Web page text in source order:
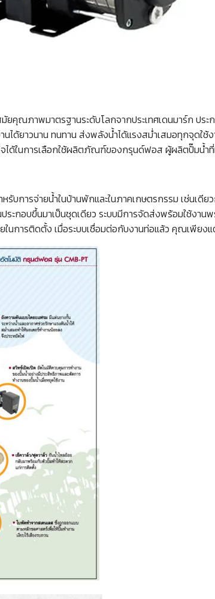
คุณภาพมาตรฐานระดับโลกจากประเทศเดนมาร์ก ป
ได้ยาวนาน ทนทาน ส่งพลังน้ำได้แรงสม่ำเสมอทุกจุดใ
ด้ในการเลือกใช้ผลิตภัณฑ์ของกรุนด์ฟอส ผู้ผลิตปั๊มน้
บการจ่ายน้ำในบ้านพักและในภาคเกษตรกรรม เช่นเดี
ะกอบขึ้นมาเป็นชุดเดียว ระบบมีการจัดส่งพร้อมใช้งา
นการติดตั้ง เมื่อระบบเชื่อมต่อกับงานท่อแล้ว คุณเพียงแ